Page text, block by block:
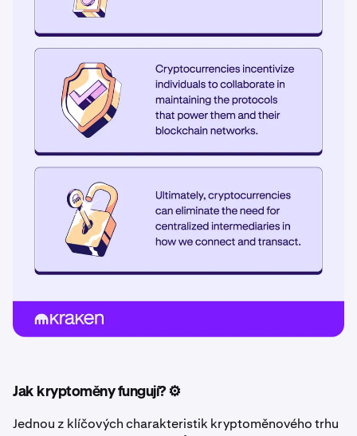
Jak kryptoměny fungují? ⚙️
Jednou z klíčových charakteristik kryptoměnového trhu